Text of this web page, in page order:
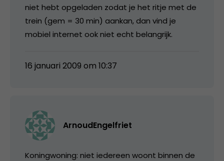
niet hebt opgeladen zodat je het ritje met de
trein (gem = 30 min) aankan, dan vind je
mobiel internet ook niet echt belangrijk.
16 januari 2009 om 10:37
ArnoudEngelfriet
Koningwoning: niet iedereen woont binnen de